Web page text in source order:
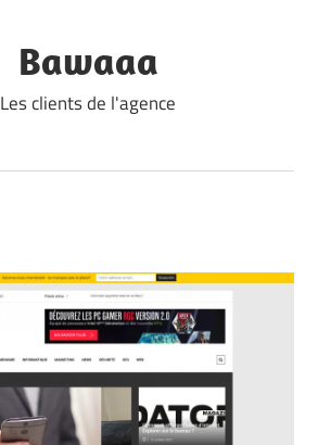
Bawaaa
Les clients de l'agence